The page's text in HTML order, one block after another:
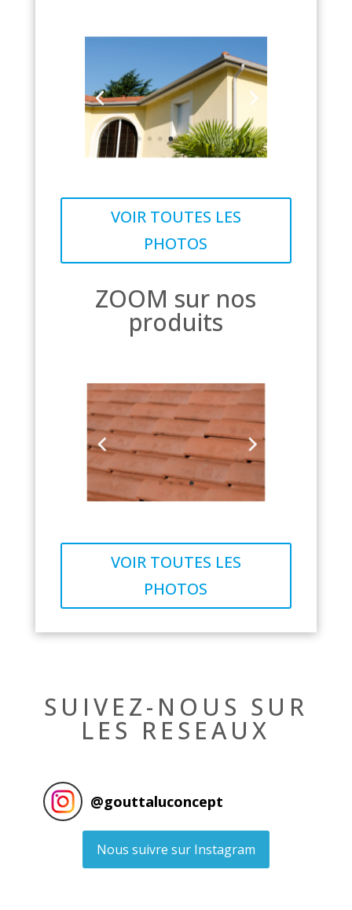
VOIR TOUTES LES
PHOTOS
ZOOM sur nos
produits
VOIR TOUTES LES
PHOTOS
SUIVEZ-NOUS SUR
LES RESEAUX
@gouttaluconcept
Nous suivre sur Instagram